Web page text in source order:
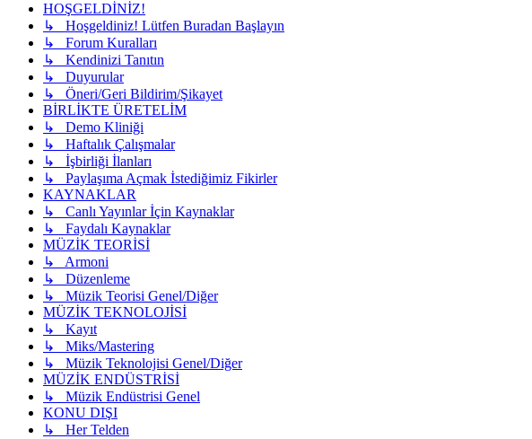
HOŞGELDİNİZ!
↳ Hoşgeldiniz! Lütfen Buradan Başlayın
↳ Forum Kuralları
↳ Kendinizi Tanıtın
↳ Duyurular
↳ Öneri/Geri Bildirim/Şikayet
BİRLİKTE ÜRETELİM
↳ Demo Kliniği
↳ Haftalık Çalışmalar
↳ İşbirliği İlanları
↳ Paylaşıma Açmak İstediğimiz Fikirler
KAYNAKLAR
↳ Canlı Yayınlar İçin Kaynaklar
↳ Faydalı Kaynaklar
MÜZİK TEORİSİ
↳ Armoni
↳ Düzenleme
↳ Müzik Teorisi Genel/Diğer
MÜZİK TEKNOLOJİSİ
↳ Kayıt
↳ Miks/Mastering
↳ Müzik Teknolojisi Genel/Diğer
MÜZİK ENDÜSTRİSİ
↳ Müzik Endüstrisi Genel
KONU DIŞI
↳ Her Telden